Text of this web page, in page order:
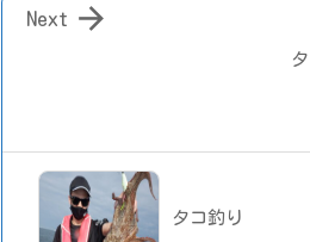

Next
タコ釣り